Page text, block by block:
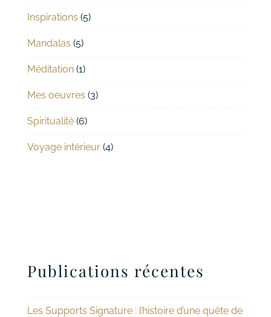
Inspirations (5)
Mandalas (5)
Méditation (1)
Mes oeuvres (3)
Spiritualité (6)
Voyage intérieur (4)
Publications récentes
Les Supports Signature : l’histoire d’une quête de